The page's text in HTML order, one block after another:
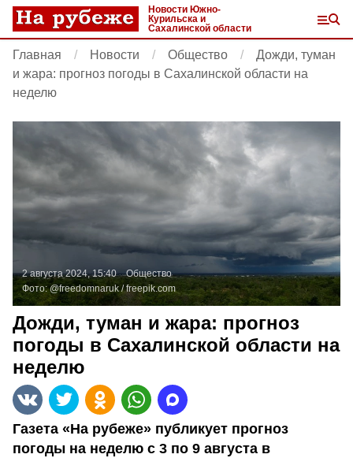
Новости Южно-
Курильска и
Сахалинской области
Главная Новости Общество
Дожди, туман
и жара: прогноз погоды в Сахалинской области на
неделю
2 августа 2024, 15:40
Общество
Фото:@freedomnaruk /freepik.com
Дожди, туман и жара: прогноз
погоды в Сахалинской области на
неделю
Газета «На рубеже» публикует прогноз
погоды на неделю с 3 по 9 августа в